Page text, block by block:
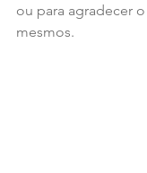
ou para agradecer
mesmos.